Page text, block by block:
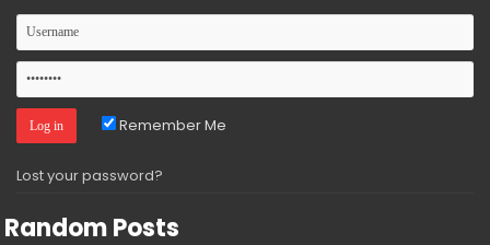
Remember Me
Lost your password?
Random Posts